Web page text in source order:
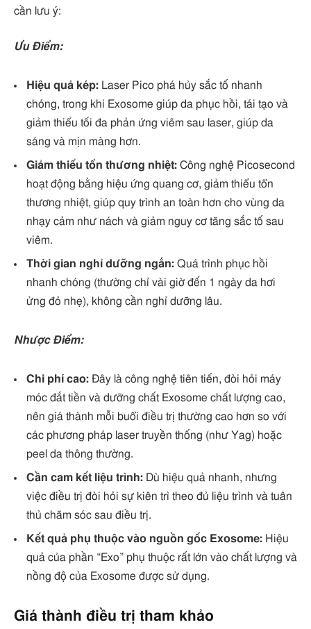
cần lưu ý:
Ưu Điểm:
Hiệu quả kép: Laser Pico phá hủy sắc tố nhanh
chóng, trong khi Exosome giúp da phục hồi, tái tạo và
giảm thiểu tối đa phản ứng viêm sau laser, giúp da
sáng và mịn màng hơn.
Giảm thiểu tổn thương nhiệt: Công nghệ Picosecond
hoạt động bằng hiệu ứng quang cơ, giảm thiểu tổn
thương nhiệt, giúp quy trình an toàn hơn cho vùng da
nhạy cảm như nách và giảm nguy cơ tăng sắc tố sau
viêm.
Thời gian nghỉ dưỡng ngắn: Quá trình phục hồi
nhanh chóng (thường chỉ vài giờ đến 1 ngày da hơi
ửng đỏ nhẹ), không cần nghỉ dưỡng lâu.
Nhược Điểm:
Chi phí cao: Đây là công nghệ tiên tiến, đòi hỏi máy
móc đắt tiền và dưỡng chất Exosome chất lượng cao,
nên giá thành mỗi buổi điều trị thường cao hơn so với
các phương pháp laser truyền thống (như Yag) hoặc
peel da thông thường.
Cần cam kết liệu trình: Dù hiệu quả nhanh, nhưng
việc điều trị đòi hỏi sự kiên trì theo đủ liệu trình và tuân
thủ chăm sóc sau điều trị.
Kết quả phụ thuộc vào nguồn gốc Exosome: Hiệu
quả của phần “Exo” phụ thuộc rất lớn vào chất lượng và
nồng độ của Exosome được sử dụng.
Giá thành điều trị tham khảo